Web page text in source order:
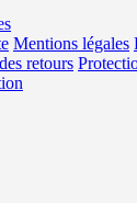
Mentions légales
retours